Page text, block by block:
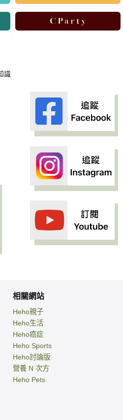
識
相關網站
Heho親子
Heho生活
Heho癌症
Heho Sports
Heho討論版
營養 N 次方
Heho Pets